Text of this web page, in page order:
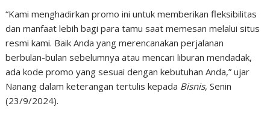
“Kami menghadirkan promo ini untuk memberikan fleksibilitas
dan manfaat lebih bagi para tamu saat memesan melalui situs
resmi kami. Baik Anda yang merencanakan perjalanan
berbulan-bulan sebelumnya atau mencari liburan mendadak,
ada kode promo yang sesuai dengan kebutuhan Anda,” ujar
Nanang dalam keterangan tertulis kepada Bisnis, Senin
(23/9/2024).